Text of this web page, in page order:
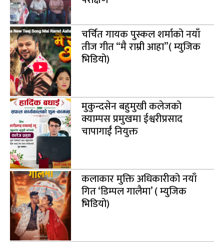
चर्चित गायक पुस्कल शर्माको नयाँ
तीज गीत “मै राम्री आहा”( म्युजिक
भिडियो)
मुकुन्दसेन बहुमुखी कलेजको
क्याम्पस प्रमुखमा ईश्वरीप्रसाद
चापागाईं नियुक्त
कलाकार मुक्ति अधिकारीको नयाँ
गित ‘डिम्पल गालैमा’ ( म्युजिक
भिडियो)